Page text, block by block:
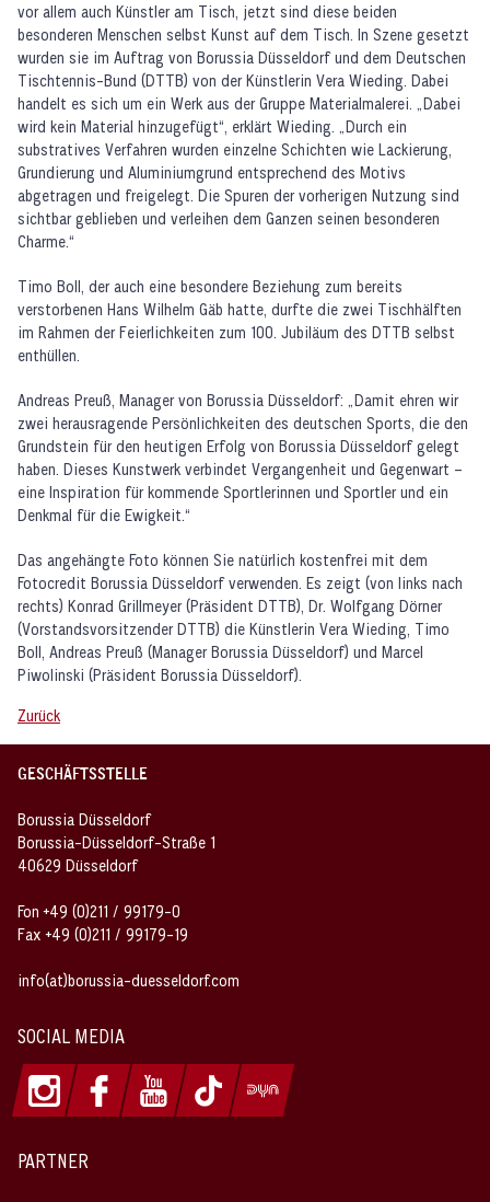
vor allem auch Künstler am Tisch, jetzt sind diese beiden
besonderen Menschen selbst Kunst auf dem Tisch. In Szene gesetzt
wurden sie im Auftrag von Borussia Düsseldorf und dem Deutschen
Tischtennis-Bund (DTTB) von der Künstlerin Vera Wieding. Dabei
handelt es sich um ein Werk aus der Gruppe Materialmalerei. „Dabei
wird kein Material hinzugefügt“, erklärt Wieding. „Durch ein
substratives Verfahren wurden einzelne Schichten wie Lackierung,
Grundierung und Aluminiumgrund entsprechend des Motivs
abgetragen und freigelegt. Die Spuren der vorherigen Nutzung sind
sichtbar geblieben und verleihen dem Ganzen seinen besonderen
Charme.“
Timo Boll, der auch eine besondere Beziehung zum bereits
verstorbenen Hans Wilhelm Gäb hatte, durfte die zwei Tischhälften
im Rahmen der Feierlichkeiten zum 100. Jubiläum des DTTB selbst
enthüllen.
Andreas Preuß, Manager von Borussia Düsseldorf: „Damit ehren wir
zwei herausragende Persönlichkeiten des deutschen Sports, die den
Grundstein für den heutigen Erfolg von Borussia Düsseldorf gelegt
haben. Dieses Kunstwerk verbindet Vergangenheit und Gegenwart –
eine Inspiration für kommende Sportlerinnen und Sportler und ein
Denkmal für die Ewigkeit.“
Das angehängte Foto können Sie natürlich kostenfrei mit dem
Fotocredit Borussia Düsseldorf verwenden. Es zeigt (von links nach
rechts) Konrad Grillmeyer (Präsident DTTB), Dr. Wolfgang Dörner
(Vorstandsvorsitzender DTTB) die Künstlerin Vera Wieding, Timo
Boll, Andreas Preuß (Manager Borussia Düsseldorf) und Marcel
Piwolinski (Präsident Borussia Düsseldorf).
Zurück
GESCHÄFTSSTELLE
Borussia Düsseldorf
Borussia-Düsseldorf-Straße 1
40629 Düsseldorf
Fon +49 (0)211 / 99179-0
Fax +49 (0)211 / 99179-19
info(at)borussia-duesseldorf.com
SOCIAL MEDIA
PARTNER